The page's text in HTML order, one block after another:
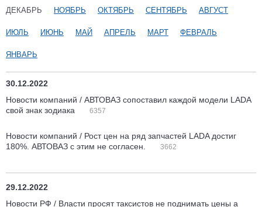
ДЕКАБРЬ НОЯБРЬ ОКТЯБРЬ СЕНТЯБРЬ АВГУСТ
ИЮЛЬ ИЮНЬ МАЙ АПРЕЛЬ МАРТ ФЕВРАЛЬ
ЯНВАРЬ
30.12.2022
Новости компаний / АВТОВАЗ сопоставил каждой модели LADA
свой знак зодиака
6357
Новости компаний / Рост цен на ряд запчастей LADA достиг
180%. АВТОВАЗ с этим не согласен.
3662
29.12.2022
Новости РФ / Власти просят таксистов не поднимать цены а
Статьи